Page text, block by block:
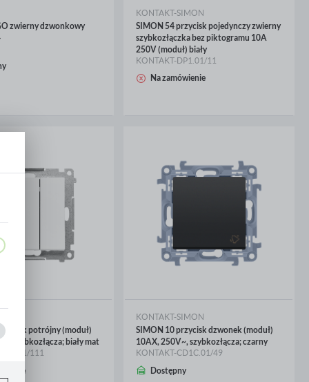
zwierny dzwonkowy
KONTAKT-SIMON
SIMON 54 przycisk pojedynczy zwierny
szybkozłączka bez piktogramu 10A
250V (moduł) biały
KONTAKT-DP1.01/11
Na zamówienie
WIĘCEJ
potrójny (moduł)
szybkozłącza; biały mat
111
KONTAKT-SIMON
SIMON 10 przycisk dzwonek (moduł)
10AX, 250V~, szybkozłącza; czarny
KONTAKT-CD1C.01/49
Dostępny